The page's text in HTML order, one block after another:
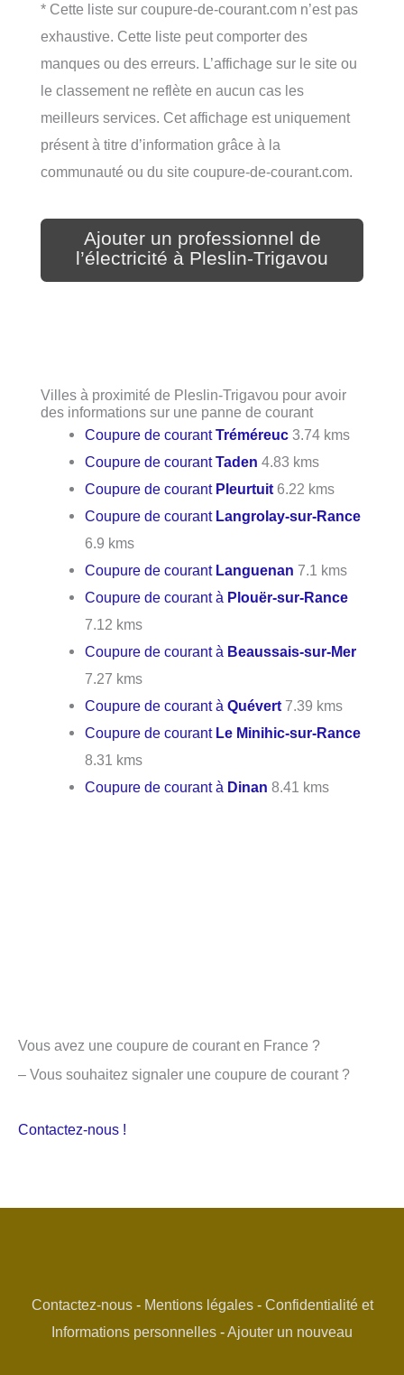
* Cette liste sur coupure-de-courant.com n’est pas
exhaustive. Cette liste peut comporter des
manques ou des erreurs. L’affichage sur le site ou
le classement ne reflète en aucun cas les
meilleurs services. Cet affichage est uniquement
présent à titre d’information grâce à la
communauté ou du site coupure-de-courant.com.
Ajouter un professionnel de
l’électricité à Pleslin-Trigavou
Villes à proximité de Pleslin-Trigavou pour avoir
des informations sur une panne de courant
Coupure de courantTréméreuc 3.74 kms
Coupure de courantTaden 4.83 kms
Coupure de courant Pleurtuit 6.22 kms
Coupure de courant Langrolay-sur-Rance
6.9 kms
Coupure de courant Languenan 7.1 kms
Coupure de courant à Plouër-sur-Rance
7.12 kms
Coupure de courant à Beaussais-sur-Mer
7.27 kms
Coupure de courant àQuévert 7.39 kms
Coupure de courant Le Minihic-sur-Rance
8.31 kms
Coupure de courant à Dinan 8.41 kms
Vous avez une coupure de courant en France ?
– Vous souhaitez signaler une coupure de courant ?
Contactez-nous !
Contactez-nous- Mentions légales- Confidentialité et
Informations personnelles -Ajouter un nouveau